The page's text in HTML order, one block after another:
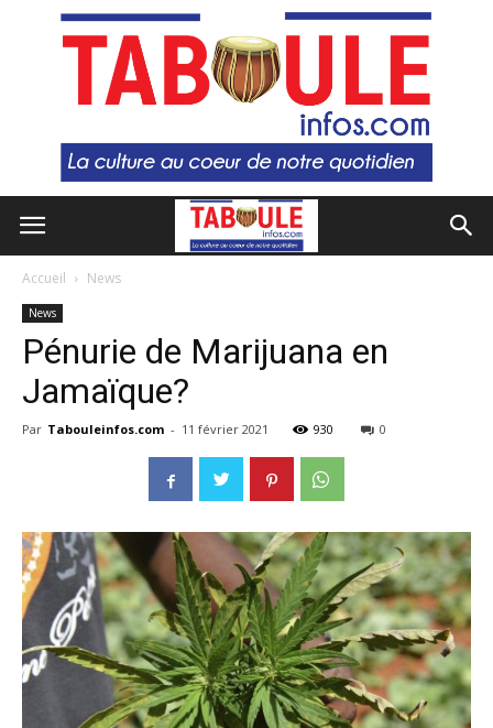
Accueil News
News
Pénurie de Marijuana en
Jamaïque?
Par Tabouleinfos.com - 11 février 2021 930 0